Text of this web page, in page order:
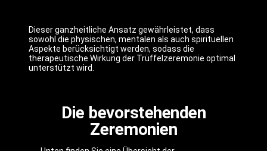
Dieser ganzheitliche Ansatz gewährleistet, dass
sowohl die physischen, mentalen als auch spirituellen
Aspekte berücksichtigt werden, sodass die
therapeutische Wirkung der Trüffelzeremonie optimal
unterstützt wird.
Die bevorstehenden
Zeremonien